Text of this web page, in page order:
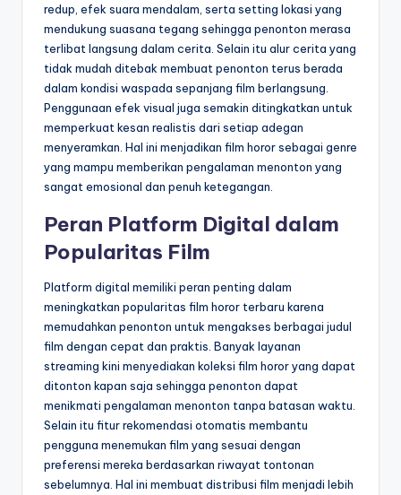
redup, efek suara mendalam, serta setting lokasi yang
mendukung suasana tegang sehingga penonton merasa
terlibat langsung dalam cerita. Selain itu alur cerita yang
tidak mudah ditebak membuat penonton terus berada
dalam kondisi waspada sepanjang film berlangsung.
Penggunaan efek visual juga semakin ditingkatkan untuk
memperkuat kesan realistis dari setiap adegan
menyeramkan. Hal ini menjadikan film horor sebagai genre
yang mampu memberikan pengalaman menonton yang
sangat emosional dan penuh ketegangan.
Peran Platform Digital dalam
Popularitas Film
Platform digital memiliki peran penting dalam
meningkatkan popularitas film horor terbaru karena
memudahkan penonton untuk mengakses berbagai judul
film dengan cepat dan praktis. Banyak layanan
streaming kini menyediakan koleksi film horor yang dapat
ditonton kapan saja sehingga penonton dapat
menikmati pengalaman menonton tanpa batasan waktu.
Selain itu fitur rekomendasi otomatis membantu
pengguna menemukan film yang sesuai dengan
preferensi mereka berdasarkan riwayat tontonan
sebelumnya. Hal ini membuat distribusi film menjadi lebih